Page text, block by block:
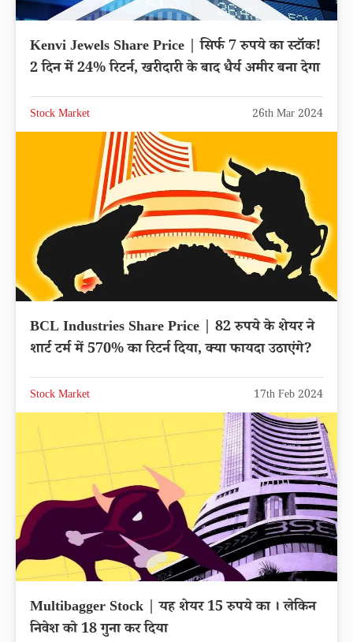
Kenvi Jewels Share Price | सिर्फ 7 रुपये का स्टॉक!
2 दिन में 24% रिटर्न, खरीदारी के बाद धैर्य अमीर बना देगा
Stock Market 26th Mar 2024
BCL Industries Share Price | 82 रुपये के शेयर ने
शार्ट टर्म में 570% का रिटर्न दिया, क्या फायदा उठाएंगे?
Stock Market 17th Feb 2024
Multibagger Stock | यह शेयर 15 रुपये का । लेकिन
निवेश को 18 गुना कर दिया